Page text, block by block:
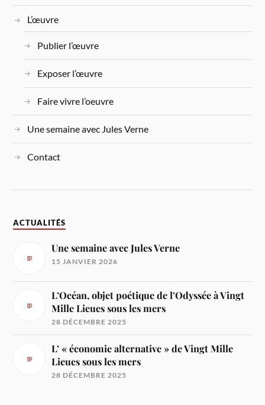
L’œuvre
Publier l’œuvre
Exposer l’œuvre
Faire vivre l’oeuvre
Une semaine avec Jules Verne
Contact
ACTUALITÉS
Une semaine avec Jules Verne
15 JANVIER 2026
L’Océan, objet poétique de l’Odyssée à Vingt
Mille Lieues sous les mers
28 DÉCEMBRE 2025
L’ « économie alternative » de Vingt Mille
Lieues sous les mers
28 DÉCEMBRE 2025